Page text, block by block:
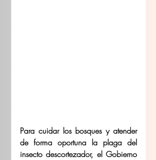
Para cuidar los bosques y atender
de forma oportuna la plaga del
insecto descortezador, el Gobierno